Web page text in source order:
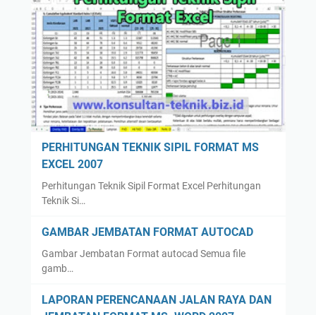
PERHITUNGAN TEKNIK SIPIL FORMAT MS
EXCEL 2007
Perhitungan Teknik Sipil Format Excel Perhitungan
Teknik Si…
GAMBAR JEMBATAN FORMAT AUTOCAD
Gambar Jembatan Format autocad Semua file
gamb…
LAPORAN PERENCANAAN JALAN RAYA DAN